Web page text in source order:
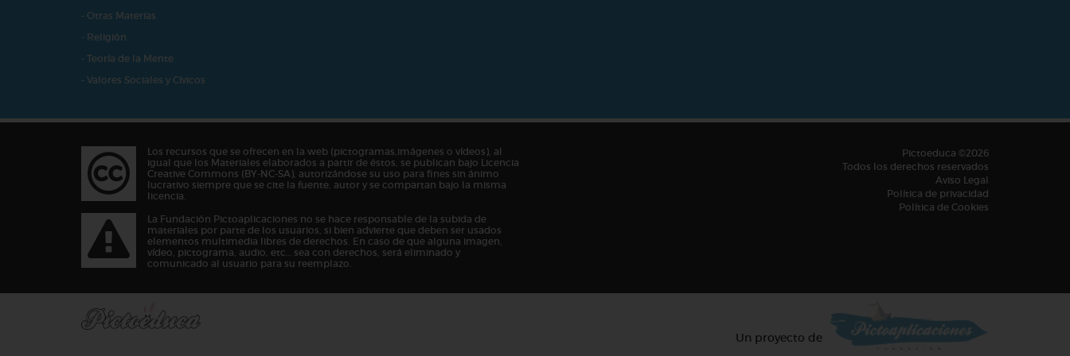
- Otras Materias
- Religión
- Teoría de la Mente
- Valores Sociales y Cívicos
Los recursos que se ofrecen en la web (pictogramas,imágenes o vídeos), al
igual que los Materiales elaborados a partir de éstos, se publican bajo Licencia
Creative Commons (BY-NC-SA), autorizándose su uso para fines sin ánimo
lucrativo siempre que se cite la fuente, autor y se compartan bajo la misma
licencia.
La Fundación Pictoaplicaciones no se hace responsable de la subida de
materiales por parte de los usuarios, si bien advierte que deben ser usados
elementos multimedia libres de derechos. En caso de que alguna imagen,
vídeo, pictograma, audio, etc… sea con derechos, será eliminado y
comunicado al usuario para su reemplazo.
Pictoeduca ©2026
Todos los derechos reservados
Aviso Legal
Política de privacidad
Política de Cookies
Un proyecto de